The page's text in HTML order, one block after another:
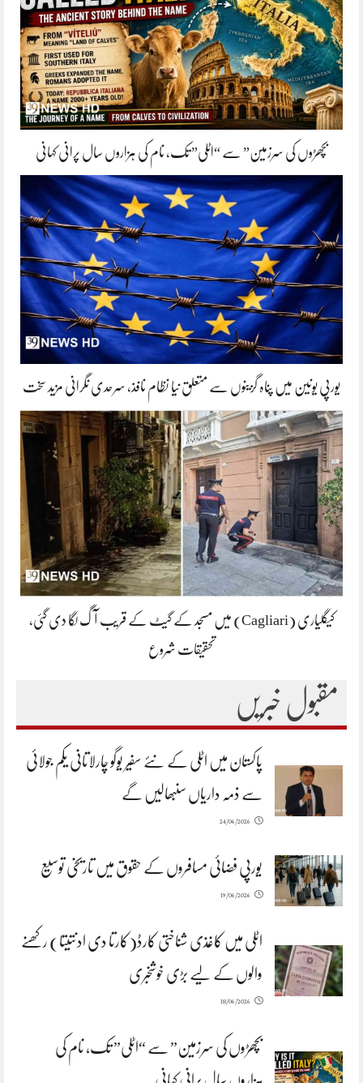
بچھڑوں کی سرزمین” سے “اٹلی” تک، نام کی ہزاروں سال پرانی کہانی
یورپی یونین میں پناہ گزینوں سے متعلق نیا نظام نافذ، سرحدی نگرانی مزید سخت
کیگلیاری (Cagliari) میں مسجد کے گیٹ کے قریب آگ لگا دی گئی،
تحقیقات شروع
مقبول خبریں
پاکستان میں اٹلی کے نئے سفیر یوگو چارلاتانی یکم جولائی
سے ذمہ داریاں سنبھالیں گے
24/06/2026
یورپی فضائی مسافروں کے حقوق میں تاریخی توسیع
19/06/2026
اٹلی میں کاغذی شناختی کارڈ(کارتا دی ادنتیتا) رکھنے
والوں کے لیے بڑی خوشخبری
18/06/2026
بچھڑوں کی سرزمین” سے “اٹلی” تک، نام کی
ہزاروں سال پرانی کہانی